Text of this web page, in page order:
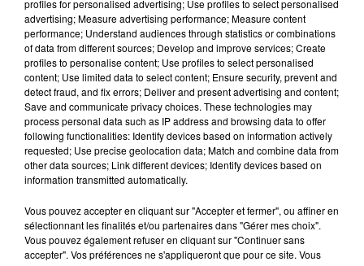
peut gagner quelques rangs.
4 MISSION ALPHA: Aprés plusieurs mois d'absence,
elle est revenue au mois d'avril encore plus forte
avec 1 victoire et une seconde place. Pour son
premier handicap, elle mérite une mention.
********
En direct des pistes :
profiles for personalised advertising; Use profiles to select personalised
advertising; Measure advertising performance; Measure content
performance; Understand audiences through statistics or combinations
of data from different sources; Develop and improve services; Create
profiles to personalise content; Use profiles to select personalised
content; Use limited data to select content; Ensure security, prevent and
detect fraud, and fix errors; Deliver and present advertising and content;
Save and communicate privacy choices. These technologies may
process personal data such as IP address and browsing data to offer
following functionalities: Identify devices based on information actively
requested; Use precise geolocation data; Match and combine data from
other data sources; Link different devices; Identify devices based on
information transmitted automatically.
Vous pouvez accepter en cliquant sur "Accepter et fermer", ou affiner en
sélectionnant les finalités et/ou partenaires dans "Gérer mes choix".
Vous pouvez également refuser en cliquant sur "Continuer sans
accepter". Vos préférences ne s'appliqueront que pour ce site. Vous